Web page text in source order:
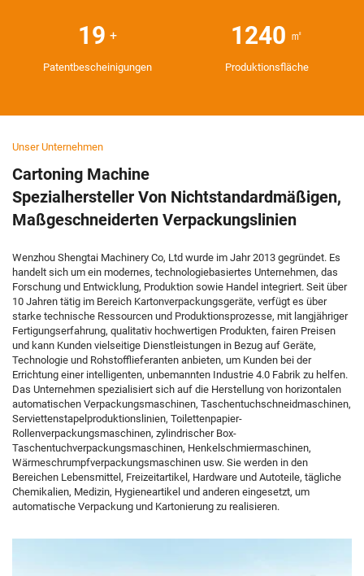
35 +
Patentbescheinigungen
2360 ㎡
Produktionsfläche
Unser Unternehmen
Cartoning Machine
Spezialhersteller Von Nichtstandardmäßigen,
Maßgeschneiderten Verpackungslinien
Wenzhou Shengtai Machinery Co, Ltd wurde im Jahr 2013 gegründet. Es
handelt sich um ein modernes, technologiebasiertes Unternehmen, das
Forschung und Entwicklung, Produktion sowie Handel integriert. Seit über
10 Jahren tätig im Bereich Kartonverpackungsgeräte, verfügt es über
starke technische Ressourcen und Produktionsprozesse, mit langjähriger
Fertigungserfahrung, qualitativ hochwertigen Produkten, fairen Preisen
und kann Kunden vielseitige Dienstleistungen in Bezug auf Geräte,
Technologie und Rohstofflieferanten anbieten, um Kunden bei der
Errichtung einer intelligenten, unbemannten Industrie 4.0 Fabrik zu helfen.
Das Unternehmen spezialisiert sich auf die Herstellung von horizontalen
automatischen Verpackungsmaschinen, Taschentuchschneidmaschinen,
Serviettenstapelproduktionslinien, Toilettenpapier-
Rollenverpackungsmaschinen, zylindrischer Box-
Taschentuchverpackungsmaschinen, Henkelschmiermaschinen,
Wärmeschrumpfverpackungsmaschinen usw. Sie werden in den
Bereichen Lebensmittel, Freizeitartikel, Hardware und Autoteile, tägliche
Chemikalien, Medizin, Hygieneartikel und anderen eingesetzt, um
automatische Verpackung und Kartonierung zu realisieren.